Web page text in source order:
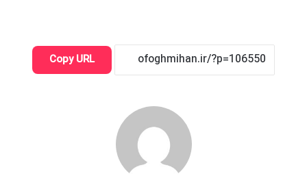
Copy URL